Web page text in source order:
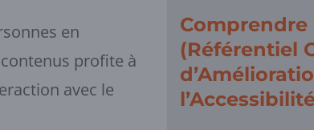
en
profite à
avec le
Comprendre
(Référentiel